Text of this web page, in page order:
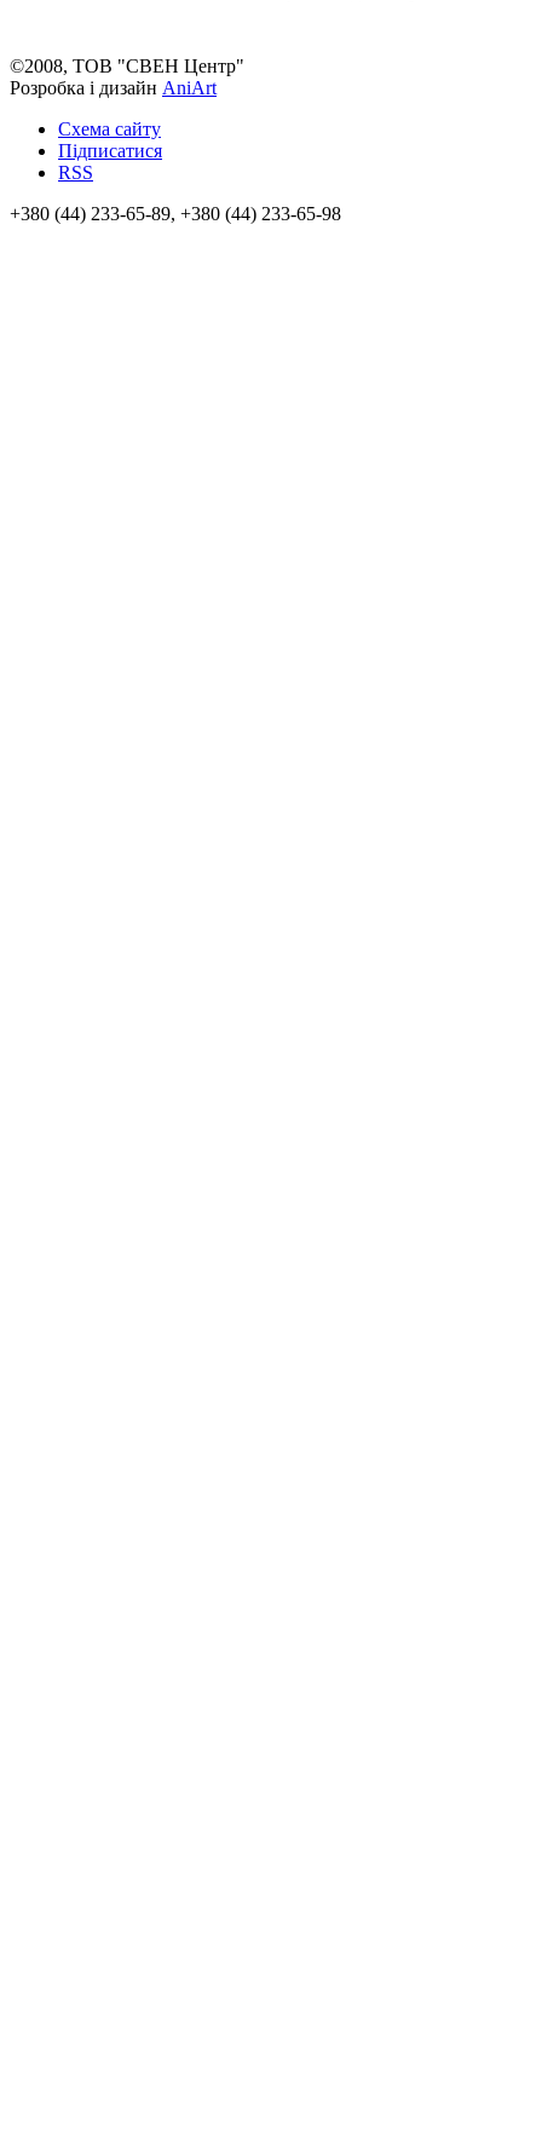
©2008, ТОВ "СВЕН Центр"
Розробка і дизайн AniArt
Схема сайту
Підписатися
RSS
+380 (44) 233-65-89, +380 (44) 233-65-98